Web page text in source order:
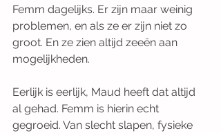
Femm dagelijks. Er zijn maar weinig
problemen, en als ze er zijn niet zo
groot. En ze zien altijd zeeën aan
mogelijkheden.
Eerlijk is eerlijk, Maud heeft dat altijd
al gehad. Femm is hierin echt
gegroeid. Van slecht slapen, fysieke